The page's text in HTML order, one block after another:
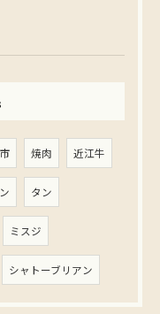
焼肉 近江牛
タン
ミスジ
シャトーブリアン